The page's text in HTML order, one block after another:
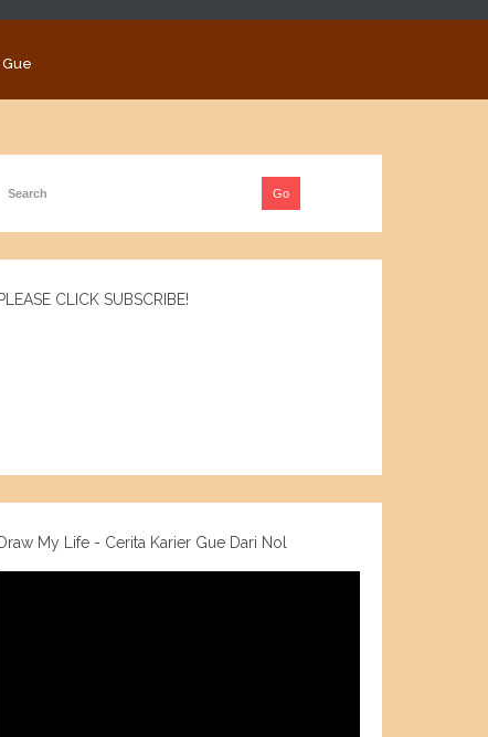
PLEASE CLICK SUBSCRIBE!
Draw My Life - Cerita Karier Gue Dari Nol